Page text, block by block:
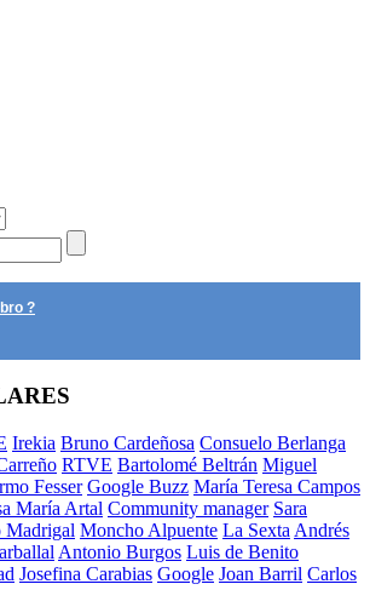
?
Irekia Bruno Cardeñosa Consuelo Berlanga
RTVE Bartolomé Beltrán Miguel
Fesser Google Buzz María Teresa Campos
María Artal Community manager Sara
Madrigal Moncho Alpuente La Sexta Andrés
Antonio Burgos Luis de Benito
Josefina Carabias Google Joan Barril Carlos